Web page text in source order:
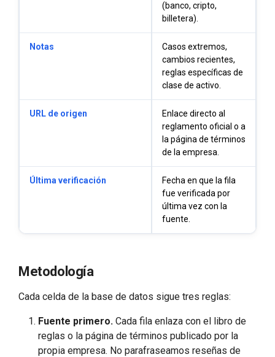
(banco, cripto,
billetera).
Notas
Casos extremos,
cambios recientes,
reglas específicas de
clase de activo.
URL de origen
Enlace directo al
reglamento oficial o a
la página de términos
de la empresa.
Última verificación
Fecha en que la fila
fue verificada por
última vez con la
fuente.
Metodología
Cada celda de la base de datos sigue tres reglas:
Fuente primero. Cada fila enlaza con el libro de
reglas o la página de términos publicado por la
propia empresa. No parafraseamos reseñas de